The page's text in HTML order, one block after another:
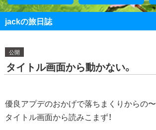
jackの旅日誌
公開
タイトル画面から動かない。
優良アプデのおかげで落ちまくりからの〜
タイトル画面から読みこまず！